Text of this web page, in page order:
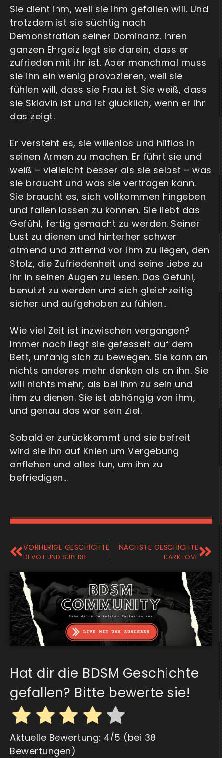
Sie dient ihm, weil sie ihm gefallen will. Und
trotzdem ist sie süchtig nach
Demonstration seiner Dominanz. Ihren
ganzen Ehrgeiz legt sie darein, dass er
zufrieden mit ihr ist. Aber manchmal muss
sie ihn ein wenig provozieren, weil sie
fühlen will, dass sie Frau ist. Sie weiß, dass
sie Sklavin ist und ist glücklich, wenn er ihr
das zeigt.
Er versteht es, sie willenlos und hilflos in
seinen Armen zu machen. Er führt sie und
weiß – vielleicht besser als sie selbst – was
sie braucht und was sie vertragen kann.
Sie braucht es, sich vollkommen hingeben
und fallen lassen zu können. Sie liebt das
Gefühl, fertig gemacht zu werden. Seiner
Lust zu dienen und hinterher schwer
atmend und zitternd vor ihm zu liegen, den
Stolz, die Zufriedenheit und seine Liebe zu
ihr in seinen Augen zu lesen. Das Gefühl,
benutzt zu werden und sich gleichzeitig
sicher und aufgehoben zu fühlen…
Wie viel Zeit ist inzwischen vergangen?
Immer noch liegt sie gefesselt auf dem
Bett, unfähig sich zu bewegen. Sie kann an
nichts anderes mehr denken als an ihn. Sie
will nichts mehr, als bei ihm zu sein und
ihm zu dienen. Sie ist abhängig von ihm,
und genau das war sein Ziel.
Sobald er zurückkommt und sie befreit
wird sie ihn auf Knien um Vergebung
anflehen und alles tun, um ihn zu
befriedigen…
VORHERIGE GESCHICHTE
DEVOT UND SUPERB
NÄCHSTE GESCHICHTE
DARK LOVE
Hat dir die BDSM Geschichte
gefallen? Bitte bewerte sie!
Aktuelle Bewertung: 4/5 (bei 38
Bewertungen)